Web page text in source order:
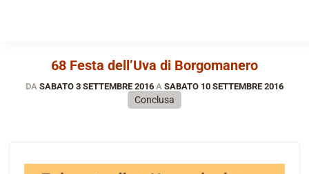
68 Festa dell’Uva di Borgomanero
DA SABATO 3 SETTEMBRE 2016 A SABATO 10 SETTEMBRE 2016
Conclusa